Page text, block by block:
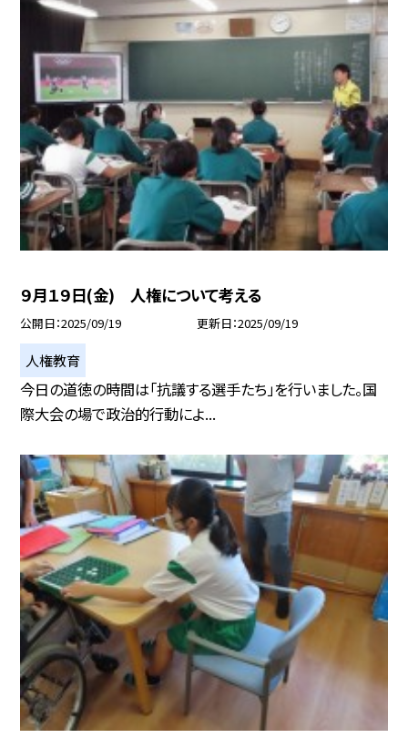
９月１９日(金) 人権について考える
公開日 2025/09/19 更新日 2025/09/19
人権教育
今日の道徳の時間は「抗議する選手たち」を行いました。国
際大会の場で政治的行動によ...